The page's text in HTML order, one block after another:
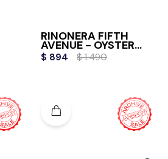
RIÑONERA FIFTH
AVENUE - OYSTER
MUSHROOM
$ 894 $ 1.490